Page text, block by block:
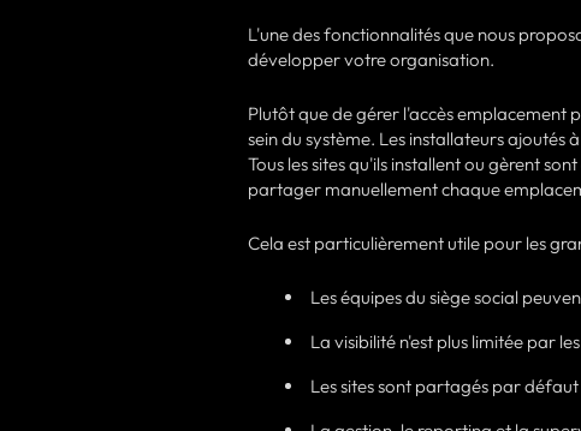
L'une des fonctionnalités que nous
développer votre organisation.
Plutôt que de gérer l'accès emplacement
sein du système. Les installateurs
Tous les sites qu'ils installent ou gèrent
partager manuellement chaque
Cela est particulièrement utile pour les
Les équipes du siège social
La visibilité n'est plus limitée par
Les sites sont partagés par